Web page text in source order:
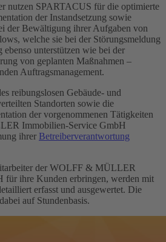
nutzen SPARTACUS für die optimierte
der Instandsetzung sowie
der Bewältigung ihrer Aufgaben von
welche sie bei der Störungsmeldung
ebenso unterstützen wie bei der
von geplanten Maßnahmen –
Auftragsmanagement.
reibungslosen Gebäude- und
Standorten sowie die
der vorgenommenen Tätigkeiten
Immobilien-Service GmbH
ihrer Betreiberverantwortung
der WOLFF & MÜLLER
für ihre Kunden erbringen, werden mit
erfasst und ausgewertet. Die
auf Stundenbasis.